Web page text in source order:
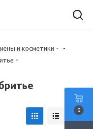
и косметики
-
0